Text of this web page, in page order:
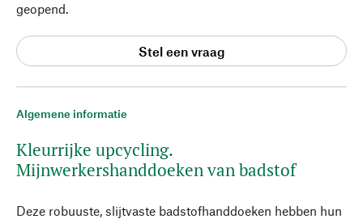
Algemene informatie
Kleurrijke upcycling.
Mijnwerkershanddoeken van badstof
Deze robuuste, slijtvaste badstofhanddoeken hebben hun
geopend.
Stel een vraag